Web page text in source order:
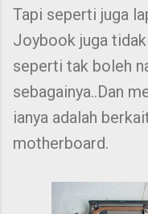
Tapi seperti juga
Joybook juga
seperti tak boleh
sebagainya..Dan
ianya adalah
motherboard.